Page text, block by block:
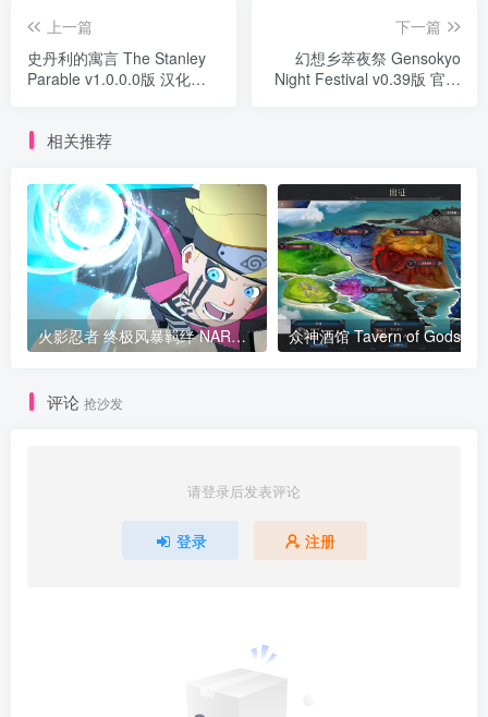
上一篇
史丹利的寓言 The Stanley
Parable v1.0.0.0版 汉化中
下一篇
幻想乡萃夜祭 Gensokyo
Night Festival v0.39版 官方
相关推荐
火影忍者 终极风暴羁绊 NARUTO X BORUTO Ultimate Ninja STORM v1.60版 集成全DLC 官方中文
评论 抢沙发
请登录后发表评论
登录 注册